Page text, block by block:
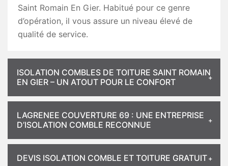
Saint Romain En Gier. Habitué pour ce genre
d’opération, il vous assure un niveau élevé de
qualité de service.
ISOLATION COMBLES DE TOITURE SAINT ROMAIN
EN GIER – UN ATOUT POUR LE CONFORT
LAGRENEE COUVERTURE 69 : UNE ENTREPRISE
D’ISOLATION COMBLE RECONNUE
DEVIS ISOLATION COMBLE ET TOITURE GRATUIT